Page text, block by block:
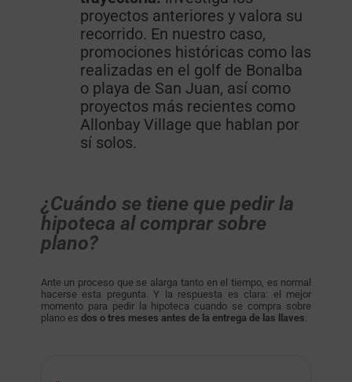
proyectos anteriores y valora su
recorrido. En nuestro caso,
promociones históricas como las
realizadas en el golf de Bonalba
o playa de San Juan, así como
proyectos más recientes como
Allonbay Village que hablan por
sí solos.
¿Cuándo se tiene que pedir la
hipoteca al comprar sobre
plano?
Ante un proceso que se alarga tanto en el tiempo, es normal
hacerse esta pregunta. Y la respuesta es clara: el mejor
momento para pedir la hipoteca cuando se compra sobre
plano es dos o tres meses antes de la entrega de las llaves.